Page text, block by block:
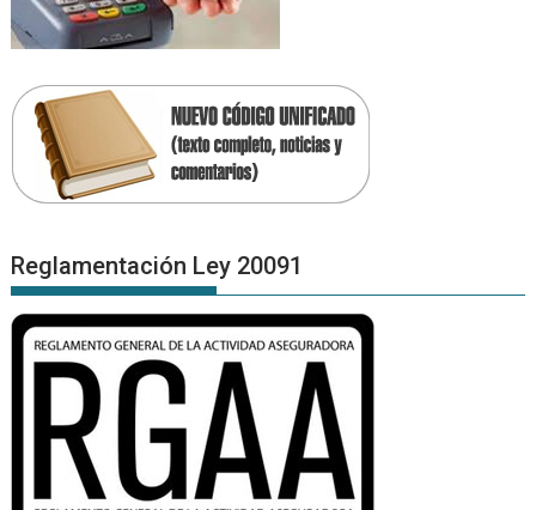
Reglamentación Ley 20091